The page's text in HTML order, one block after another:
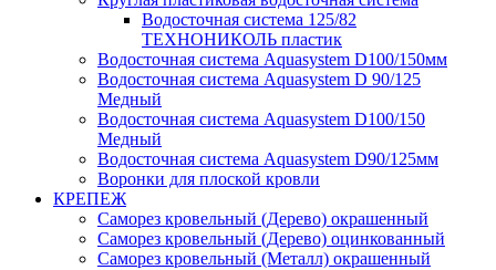
Водосточная система 125/82
ТЕХНОНИКОЛЬ пластик
Водосточная система Aquasystem D100/150мм
Водосточная система Aquasystem D 90/125
Медный
Водосточная система Aquasystem D100/150
Медный
Водосточная система Aquasystem D90/125мм
Воронки для плоской кровли
КРЕПЕЖ
Саморез кровельный (Дерево) окрашенный
Саморез кровельный (Дерево) оцинкованный
Саморез кровельный (Металл) окрашенный